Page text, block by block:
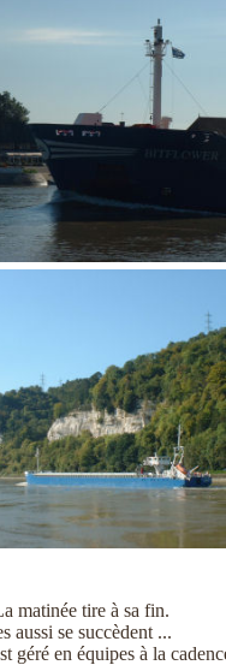
matinée tire à sa fin.
aussi se succèdent ...
géré en équipes à la